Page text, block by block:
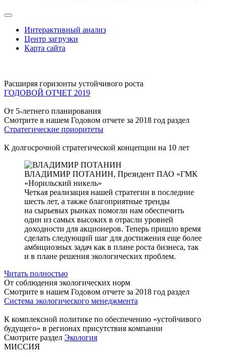
Интерактивный анализ
Центр загрузки
Карта сайта
Расширяя горизонты устойчивого роста
ГОДОВОЙ ОТЧЕТ 2019
От 5-летнего планирования
Смотрите в нашем Годовом отчете за 2018 год раздел
Стратегические приоритеты
К долгосрочной стратегической концепции на 10 лет
ВЛАДИМИР ПОТАНИН, Президент ПАО «ГМК
«Норильский никель»
Четкая реализация нашей стратегии в последние
шесть лет, а также благоприятные тренды
на сырьевых рынках помогли нам обеспечить
один из самых высоких в отрасли уровней
доходности для акционеров. Теперь пришло время
сделать следующий шаг для достижения еще более
амбициозных задач как в плане роста бизнеса, так
и в плане решения экологических проблем.
Читать полностью
От соблюдения экологических норм
Смотрите в нашем Годовом отчете за 2018 год раздел
Система экологического менеджмента
К комплексной политике по обеспечению «устойчивого
будущего» в регионах присутствия компании
Смотрите раздел Экология
МИССИЯ